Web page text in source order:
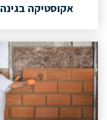
אקוסטיקה בגינה